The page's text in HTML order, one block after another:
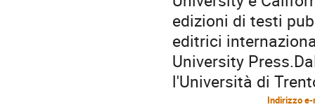
edizioni di testi
editrici
University
l'Università di
Indirizzo